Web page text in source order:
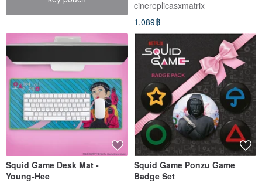
cinereplicasxmatrix
1,089฿
Squid Game Desk Mat -
Young-Hee
Squid Game Ponzu Game
Badge Set